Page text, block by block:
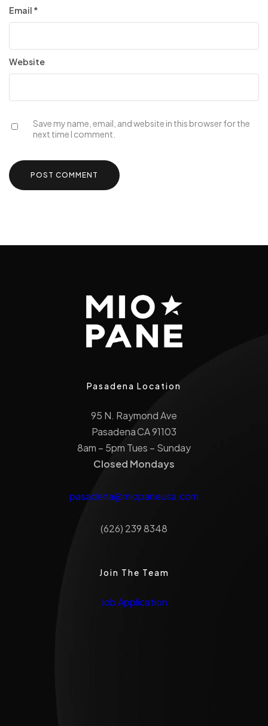
Email *
Website
Save my name, email, and website in this browser for the
next time I comment.
Pasadena Location
95 N. Raymond Ave
Pasadena CA 91103
8am – 5pm Tues – Sunday
Closed Mondays
pasadena@miopaneusa.com
(626) 239 8348
Join The Team
Job Application